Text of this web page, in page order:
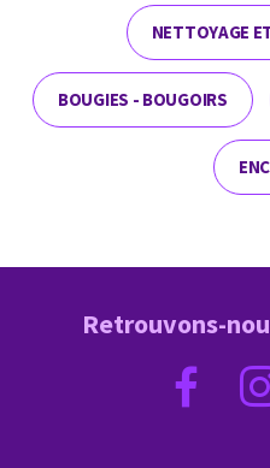
NETTOYAGE
BOUGIES - BOUGOIRS
Retrouvons-